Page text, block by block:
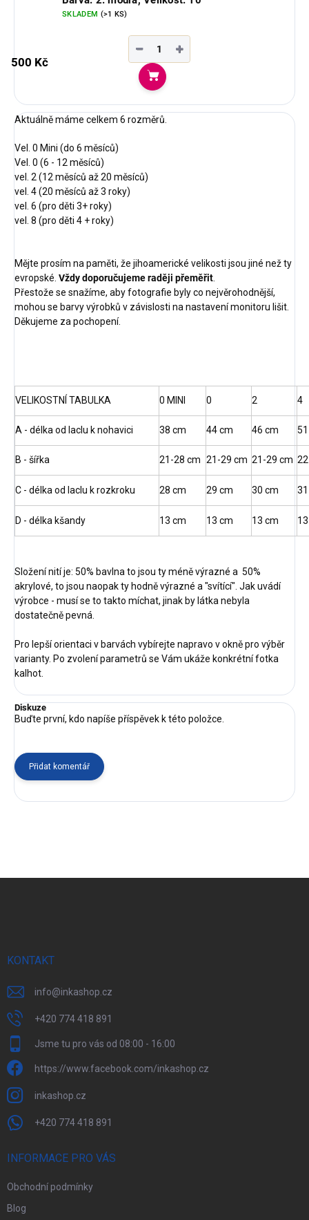
SKLADEM (>1 KS)
500 Kč
+
−
Do košíku
Aktuálně máme celkem 6 rozměrů.
Vel. 0 Mini (do 6 měsíců)
Vel. 0 (6 - 12 měsíců)
vel. 2 (12 měsíců až 20 měsíců)
vel. 4 (20 měsíců až 3 roky)
vel. 6 (pro děti 3+ roky)
vel. 8 (pro děti 4 + roky)
Mějte prosím na paměti, že jihoamerické velikosti jsou jiné než ty
evropské. Vždy doporučujeme raději přeměřit
Přestože se snažíme, aby fotografie byly co nejvěrohodnější,
mohou se barvy výrobků v závislosti na nastavení monitoru lišit.
Děkujeme za pochopení.
VELIKOSTNÍ TABULKA 0 MINI 0 2 4
A - délka od laclu k nohavici 38 cm 44 cm 46 cm
B - šířka 21-28 cm 21-29 cm 21-29 cm
C - délka od laclu k rozkroku 28 cm 29 cm 30 cm
D - délka kšandy 13 cm 13 cm 13 cm
Složení nití je: 50% bavlna to jsou ty méně výrazné a 50%
akrylové, to jsou naopak ty hodně výrazné a "svítící". Jak uvádí
výrobce - musí se to takto míchat, jinak by látka nebyla
dostatečně pevná.
Pro lepší orientaci v barvách vybírejte napravo v okně pro výběr
varianty. Po zvolení parametrů se Vám ukáže konkrétní fotka
kalhot.
Diskuze
Buďte první, kdo napíše příspěvek k této položce.
Přidat komentář
Z
KONTAKT
info@inkashop.cz
+420 774 418 891
Jsme tu pro vás od 08:00 - 16:00
https://www.facebook.com/inkashop.cz
inkashop.cz
+420 774 418 891
INFORMACE PRO VÁS
Obchodní podmínky
Blog